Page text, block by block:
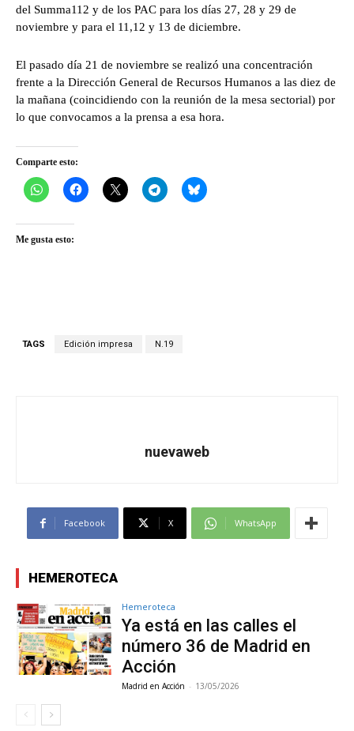
del Summa112 y de los PAC para los días 27, 28 y 29 de
noviembre y para el 11,12 y 13 de diciembre.
El pasado día 21 de noviembre se realizó una concentración
frente a la Dirección General de Recursos Humanos a las diez de
la mañana (coincidiendo con la reunión de la mesa sectorial) por
lo que convocamos a la prensa a esa hora.
Comparte esto:
Me gusta esto:
TAGS Edición impresa N.19
nuevaweb
Facebook X WhatsApp
HEMEROTECA
Hemeroteca
Ya está en las calles el
número 36 de Madrid en
Acción
Madrid en Acción - 13/05/2026